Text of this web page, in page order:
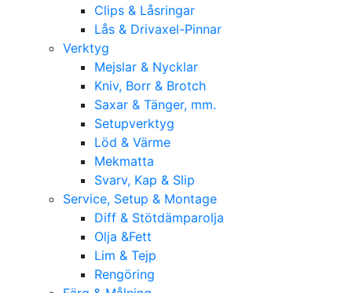
Clips & Låsringar
Lås & Drivaxel-Pinnar
Verktyg
Mejslar & Nycklar
Kniv, Borr & Brotch
Saxar & Tänger, mm.
Setupverktyg
Löd & Värme
Mekmatta
Svarv, Kap & Slip
Service, Setup & Montage
Diff & Stötdämparolja
Olja &Fett
Lim & Tejp
Rengöring